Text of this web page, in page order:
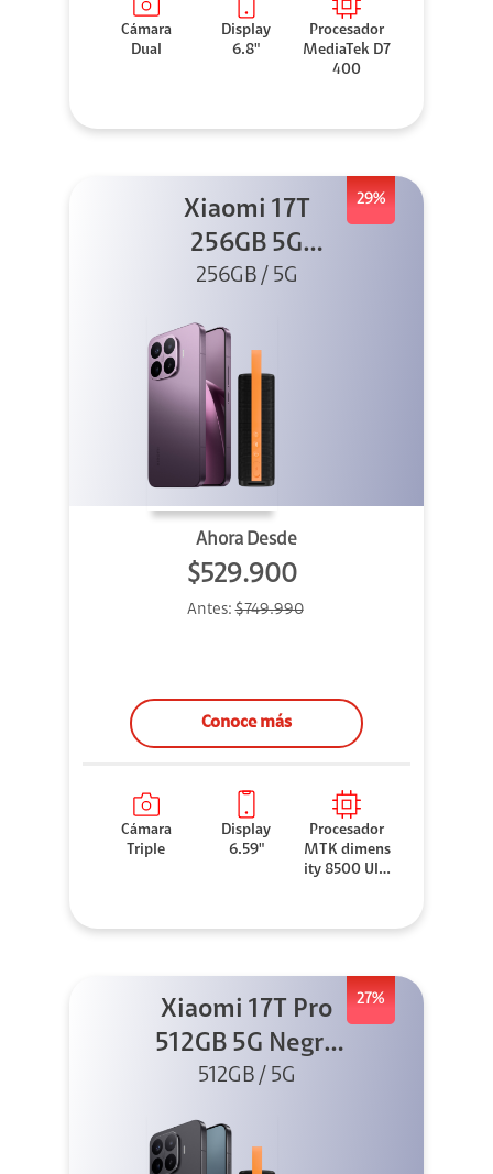
Cámara
Dual
Display
6.8"
Procesador
MediaTek D7
400
29%
Xiaomi 17T
256GB 5G
Morado + Sound
256GB / 5G
Ahora Desde
$529.900
Antes:$749.990
Conoce más
Cámara
Triple
Display
6.59"
Procesador
MTK dimens
ity 8500 Ultr
27%
Xiaomi 17T Pro
512GB 5G Negro
+ Sound
512GB / 5G